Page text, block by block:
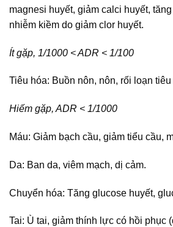
magnesi huyết, giảm calci huyết,
nhiễm kiềm do giảm clor huyết.
Ít gặp, 1/1000 < ADR < 1/100
Tiêu hóa: Buồn nôn, nôn, rối loạn tiêu
Hiếm gặp, ADR < 1/1000
Máu: Giảm bạch cầu, giảm tiểu cầu,
Da: Ban da, viêm mạch, dị cảm.
Chuyển hóa: Tăng glucose huyết,
Tai: Ù tai, giảm thính lực có hồi phục